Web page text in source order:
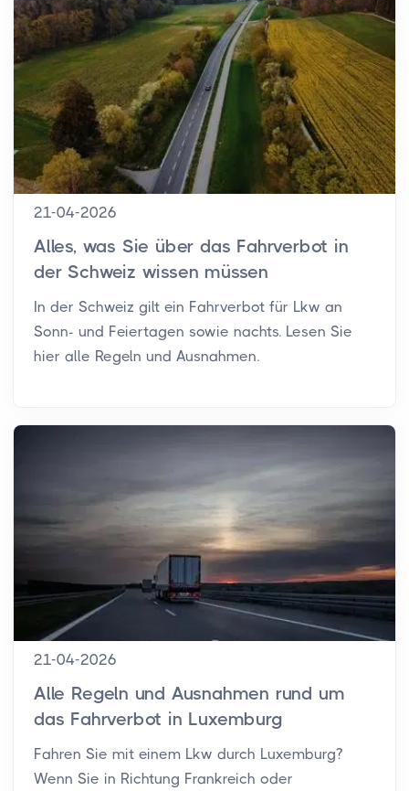
21-04-2026
Alles, was Sie über das Fahrverbot in
der Schweiz wissen müssen
In der Schweiz gilt ein Fahrverbot für Lkw an
Sonn- und Feiertagen sowie nachts. Lesen Sie
hier alle Regeln und Ausnahmen.
21-04-2026
Alle Regeln und Ausnahmen rund um
das Fahrverbot in Luxemburg
Fahren Sie mit einem Lkw durch Luxemburg?
Wenn Sie in Richtung Frankreich oder